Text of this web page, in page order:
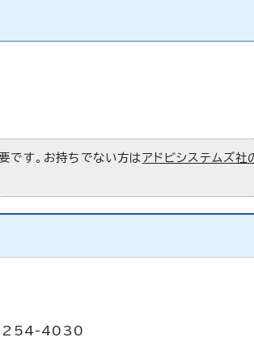
です。お持ちでない方は アドビシステムズ社
254-4030